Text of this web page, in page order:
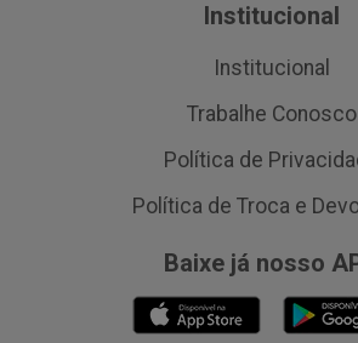
Institucional
Institucional
Trabalhe Conosco
Política de
Política de Troca e
Baixe já nosso